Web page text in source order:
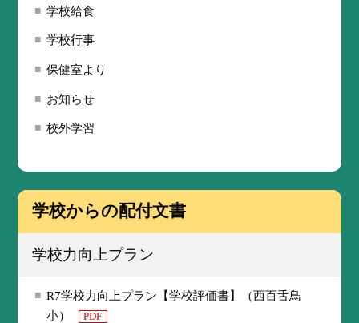
学校給食
学校行事
保健室より
お知らせ
校外学習
学校からの配付文書
学校力向上プラン
R7学校力向上プラン【学校評価書】（西百舌鳥
小）
PDF